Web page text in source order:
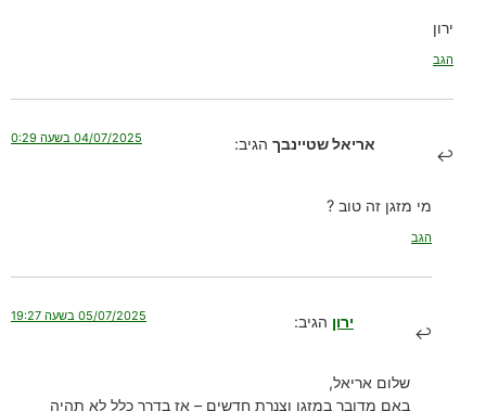
ירון
הגב
אריאל שטיינבך הגיב: 04/07/2025 בשעה 0:29
מי מזגן זה טוב ?
הגב
ירון הגיב: 05/07/2025 בשעה 19:27
שלום אריאל,
באם מדובר במזגן וצנרת חדשים – אז בדרך כלל לא תהיה